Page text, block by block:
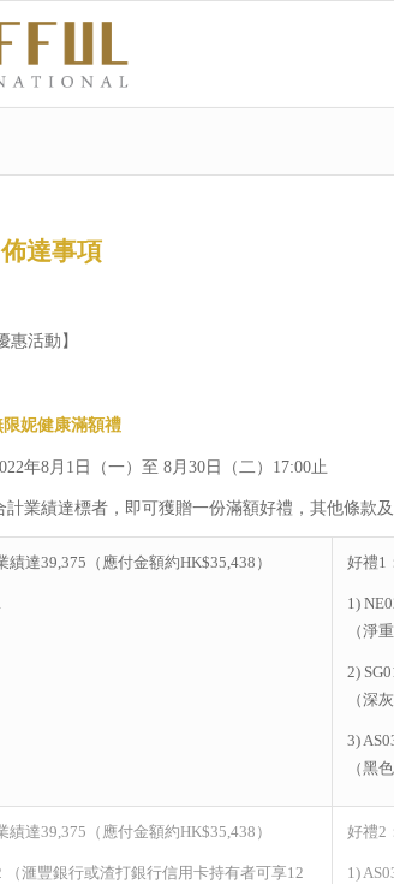
達事項
惠活動】
妮健康滿額禮
年8月1日（一）至 8月30日（二）17:00止
業績達標者，即可獲贈一份滿額好禮，其他條款及
績達39,375（應付金額約HK$35,438） 好禮1
1)
（淨
2)
（深
3)
（黑
績達39,375（應付金額約HK$35,438）
（滙豐銀行或渣打銀行信用卡持有者可享12
好禮2
1)